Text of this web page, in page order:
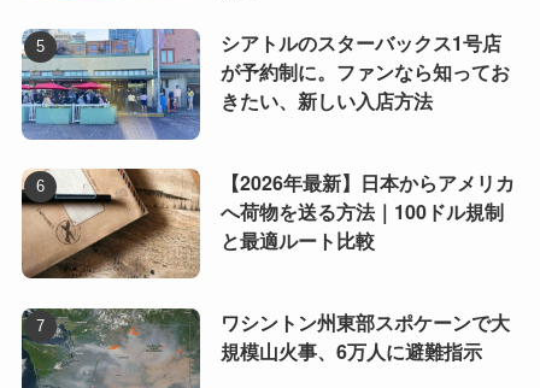
シアトルのスターバックス1号店
が予約制に。ファンなら知ってお
きたい、新しい入店方法
【2026年最新】日本からアメリカ
へ荷物を送る方法｜100ドル規制
と最適ルート比較
ワシントン州東部スポケーンで大
規模山火事、6万人に避難指示